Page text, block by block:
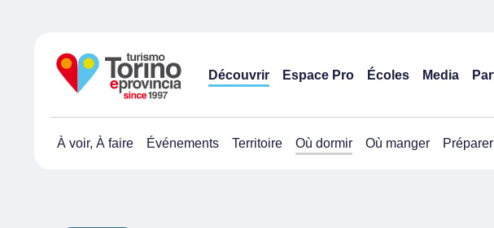
Découvrir Espace Pro Écoles Media
À voir, À faire Événements Territoire Où dormir Où manger